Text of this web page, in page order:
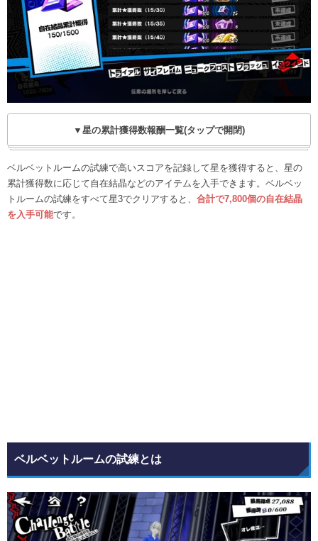
▼星の累計獲得数報酬一覧(タップで開閉)
ベルベットルームの試練で高いスコアを記録して星を獲得すると、星の
累計獲得数に応じて自在結晶などのアイテムを入手できます。ベルベッ
トルームの試練をすべて星3でクリアすると、 合計で7,800個の自在結晶
を入手可能です。
ベルベットルームの試練とは